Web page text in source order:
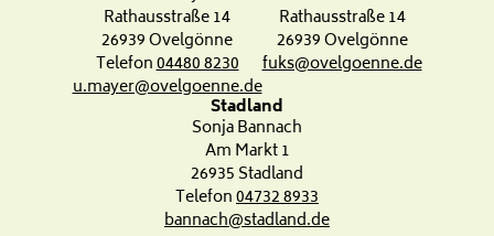
Rathausstraße 14
26939 Ovelgönne
Telefon04480 8230
u.mayer@ovelgoenne.de
Rathausstraße 14
26939 Ovelgönne
fuks@ovelgoenne.de
Stadland
Sonja Bannach
Am Markt 1
26935 Stadland
Telefon04732 8933
bannach@stadland.de